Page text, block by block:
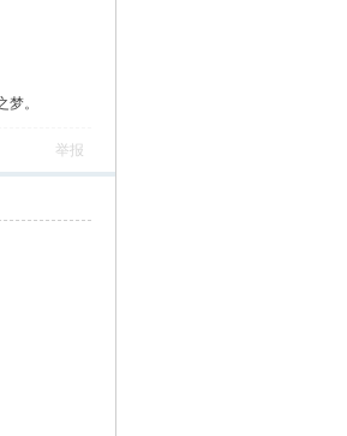
。
举报